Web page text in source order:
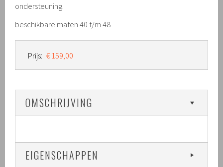
ondersteuning.
beschikbare maten 40 t/m 48
Prijs: € 159,00
OMSCHRIJVING
EIGENSCHAPPEN